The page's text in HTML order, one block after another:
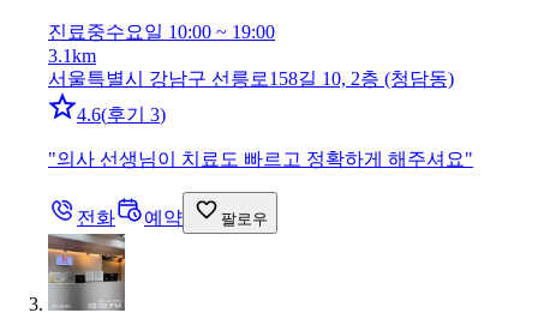
진료중수요일 10:00 ~ 19:00
3.1km
서울특별시 강남구 선릉로158길 10, 2층 (청담동)
4.6(후기 3)
"의사 선생님이 치료도 빠르고 정확하게 해주셔요"
전화 예약 팔로우